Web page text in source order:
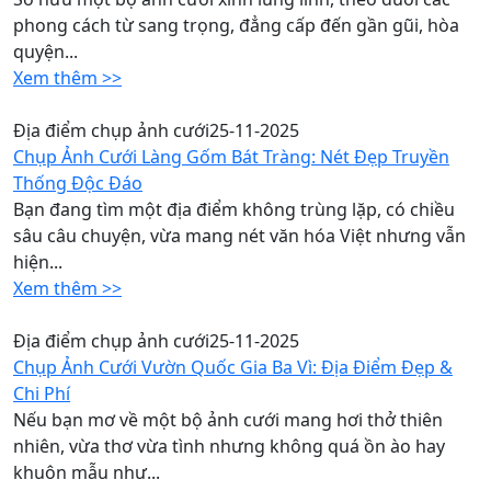
phong cách từ sang trọng, đẳng cấp đến gần gũi, hòa
quyện...
Xem thêm >>
Địa điểm chụp ảnh cưới25-11-2025
Chụp Ảnh Cưới Làng Gốm Bát Tràng: Nét Đẹp Truyền
Thống Độc Đáo
Bạn đang tìm một địa điểm không trùng lặp, có chiều
sâu câu chuyện, vừa mang nét văn hóa Việt nhưng vẫn
hiện...
Xem thêm >>
Địa điểm chụp ảnh cưới25-11-2025
Chụp Ảnh Cưới Vườn Quốc Gia Ba Vì: Địa Điểm Đẹp &
Chi Phí
Nếu bạn mơ về một bộ ảnh cưới mang hơi thở thiên
nhiên, vừa thơ vừa tình nhưng không quá ồn ào hay
khuôn mẫu như...